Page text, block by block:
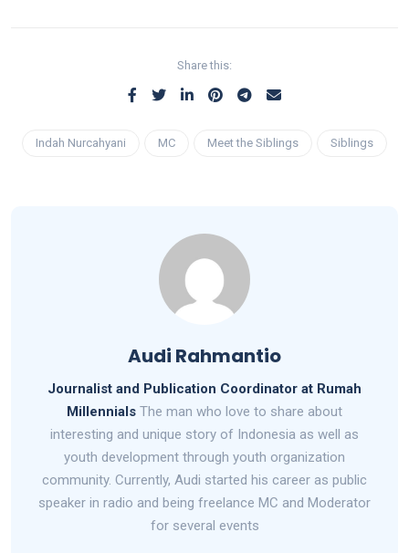
Share this:
Indah Nurcahyani MC Meet the Siblings Siblings
Audi Rahmantio
Journalist and Publication Coordinator at Rumah
Millennials The man who love to share about
interesting and unique story of Indonesia as well as
youth development through youth organization
community. Currently, Audi started his career as public
speaker in radio and being freelance MC and Moderator
for several events